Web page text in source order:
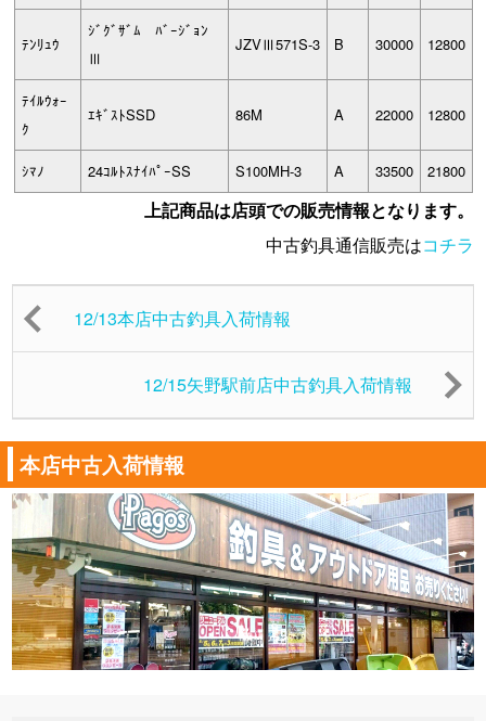
ﾃﾝﾘｭｳ
ｼﾞｸﾞｻﾞﾑ ﾊﾞｰｼﾞｮﾝ
Ⅲ
JZVⅢ571S-3 B 30000 12800
ﾃｲﾙｳｫｰ
ｸ
ｴｷﾞｽﾄSSD 86M A 22000 12800
ｼﾏﾉ 24ｺﾙﾄｽﾅｲﾊﾟｰSS S100MH-3 A 33500 21800
上記商品は店頭での販売情報となります。
中古釣具通信販売はコチラ
12/13本店中古釣具入荷情報
12/15矢野駅前店中古釣具入荷情報
本店中古入荷情報